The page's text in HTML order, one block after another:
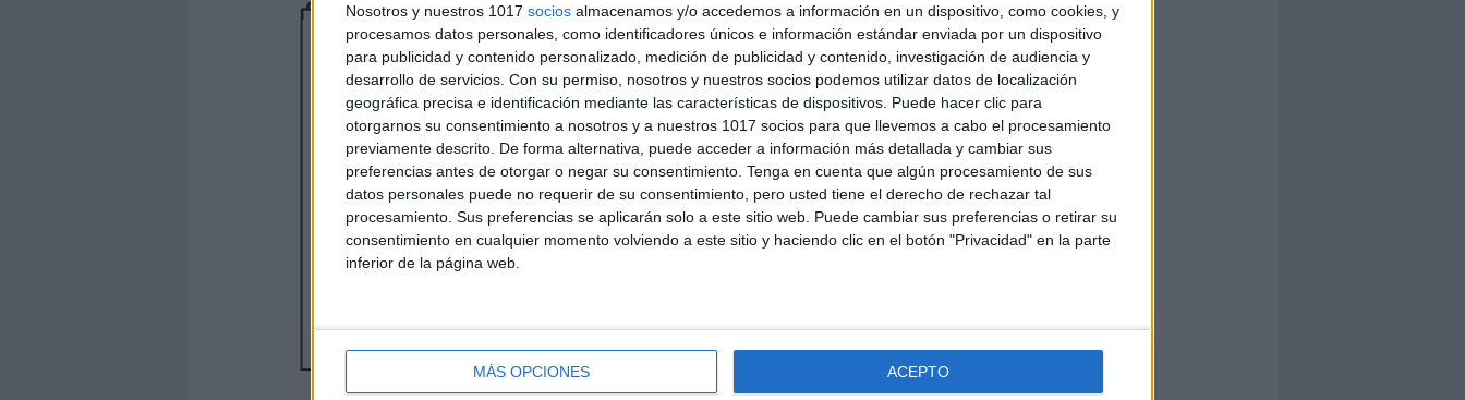
Nosotros y nuestros 1017 socios almacenamos y/o accedemos a información en un dispositivo, como cookies, y
procesamos datos personales, como identificadores únicos e información estándar enviada por un dispositivo
para publicidad y contenido personalizado, medición de publicidad y contenido, investigación de audiencia y
desarrollo de servicios. Con su permiso, nosotros y nuestros socios podemos utilizar datos de localización
geográfica precisa e identificación mediante las características de dispositivos. Puede hacer clic para
otorgarnos su consentimiento a nosotros y a nuestros 1017 socios para que llevemos a cabo el procesamiento
previamente descrito. De forma alternativa, puede acceder a información más detallada y cambiar sus
preferencias antes de otorgar o negar su consentimiento. Tenga en cuenta que algún procesamiento de sus
datos personales puede no requerir de su consentimiento, pero usted tiene el derecho de rechazar tal
procesamiento. Sus preferencias se aplicarán solo a este sitio web. Puede cambiar sus preferencias o retirar su
consentimiento en cualquier momento volviendo a este sitio y haciendo clic en el botón "Privacidad" en la parte
inferior de la página web.
MÁS OPCIONES ACEPTO